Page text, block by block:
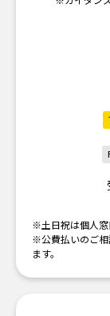
※土日祝は個人窓
※公費払いのご相
ます。